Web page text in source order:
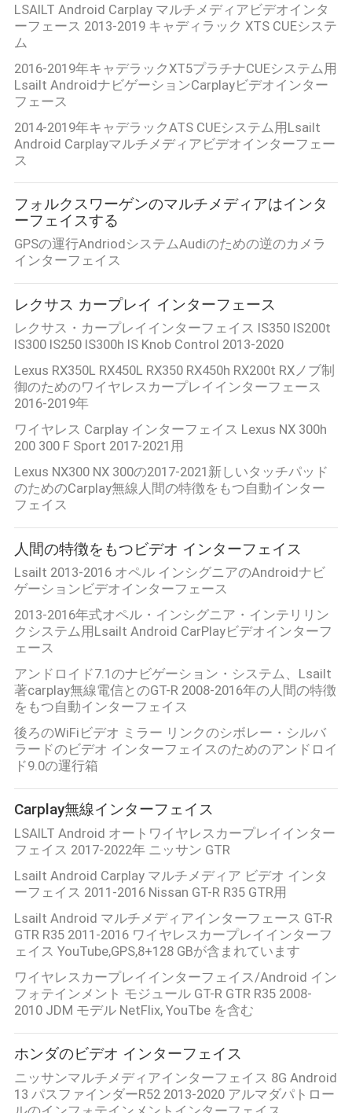
LSAILT Android Carplay マルチメディアビデオインタ
ーフェース 2013-2019 キャディラック XTS CUEシステ
ム
2016-2019年キャデラックXT5プラチナCUEシステム用
Lsailt AndroidナビゲーションCarplayビデオインター
フェース
2014-2019年キャデラックATS CUEシステム用Lsailt
Android Carplayマルチメディアビデオインターフェー
ス
フォルクスワーゲンのマルチメディアはインタ
ーフェイスする
GPSの運行AndriodシステムAudiのための逆のカメラ
インターフェイス
レクサス カープレイ インターフェース
レクサス・カープレイインターフェイス IS350 IS200t
IS300 IS250 IS300h IS Knob Control 2013-2020
Lexus RX350L RX450L RX350 RX450h RX200t RXノブ制
御のためのワイヤレスカープレイインターフェース
2016-2019年
ワイヤレス Carplay インターフェイス Lexus NX 300h
200 300 F Sport 2017-2021用
Lexus NX300 NX 300の2017-2021新しいタッチパッド
のためのCarplay無線人間の特徴をもつ自動インター
フェイス
人間の特徴をもつビデオ インターフェイス
Lsailt 2013-2016 オペル インシグニアのAndroidナビ
ゲーションビデオインターフェース
2013-2016年式オペル・インシグニア・インテリリン
クシステム用Lsailt Android CarPlayビデオインターフ
ェース
アンドロイド7.1のナビゲーション・システム、Lsailt
著carplay無線電信とのGT-R 2008-2016年の人間の特徴
をもつ自動インターフェイス
後ろのWiFiビデオ ミラー リンクのシボレー・シルバ
ラードのビデオ インターフェイスのためのアンドロイ
ド9.0の運行箱
Carplay無線インターフェイス
LSAILT Android オートワイヤレスカープレイインター
フェイス 2017-2022年 ニッサン GTR
Lsailt Android Carplay マルチメディア ビデオ インタ
ーフェイス 2011-2016 Nissan GT-R R35 GTR用
Lsailt Android マルチメディアインターフェース GT-R
GTR R35 2011-2016 ワイヤレスカープレイインターフ
ェイス YouTube,GPS,8+128 GBが含まれています
ワイヤレスカープレイインターフェイス/Android イン
フォテインメント モジュール GT-R GTR R35 2008-
2010 JDM モデル NetFlix, YouTbe を含む
ホンダのビデオ インターフェイス
ニッサンマルチメディアインターフェイス 8G Android
13 パスファインダーR52 2013-2020 アルマダパトロー